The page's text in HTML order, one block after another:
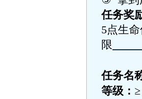
任务奖
5点生
限
任务名
等级：